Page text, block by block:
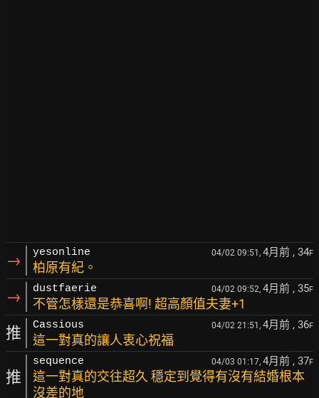
→ yesonline 04/02 09:51, 4月前 , 34F
柏原有紀。
→ dustfaerie 04/02 09:52, 4月前 , 35F
不管怎樣還是恭喜啊! 超高顏值夫妻+1
推 Cassious 04/02 21:51, 4月前 , 36F
這一對真的讓人衷心祝福
推
sequence 04/03 01:17, 4月前 , 37F
這一對真的交往超久 穩定到覺得有沒有結婚根本
沒差的地